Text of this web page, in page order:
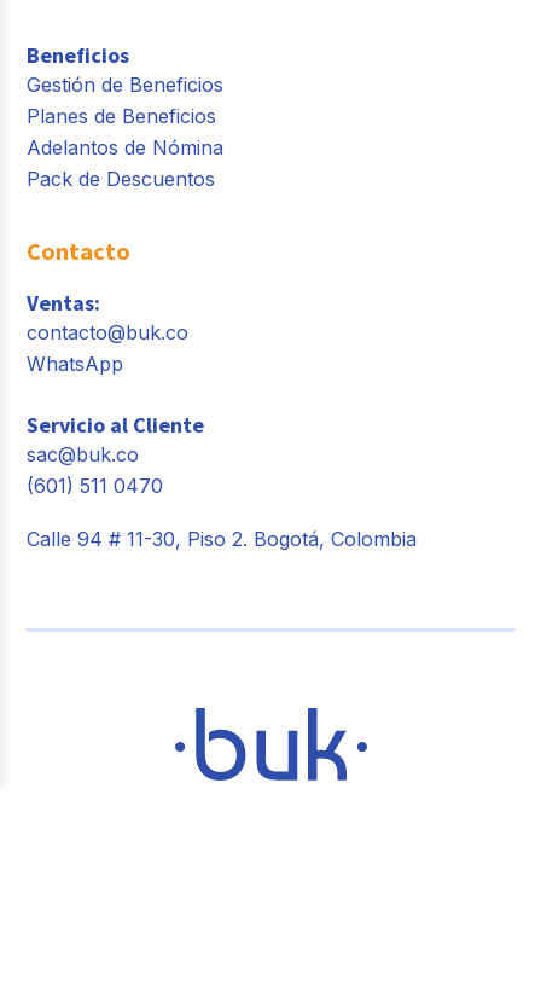
Beneficios
Gestión de Beneficios
Planes de Beneficios
Adelantos de Nómina
Pack de Descuentos
Contacto
Ventas:
contacto@buk.co
WhatsApp
Servicio al Cliente
sac@buk.co
(601) 511 0470
Calle 94 # 11-30, Piso 2. Bogotá, Colombia